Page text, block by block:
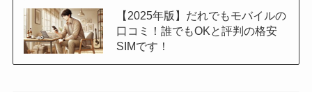
【2025年版】だれでもモバイルの
口コミ！誰でもOKと評判の格安
SIMです！